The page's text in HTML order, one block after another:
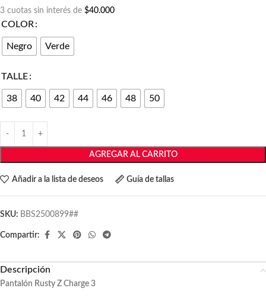
3 cuotas sin interés de $40.000
COLOR
Negro Verde
TALLE
38 40 42 44 46 48 50
AGREGAR AL CARRITO
Añadir a la lista de deseos Guía de tallas
SKU: BBS2500899##
Compartir:
Descripción
Pantalón Rusty Z Charge 3